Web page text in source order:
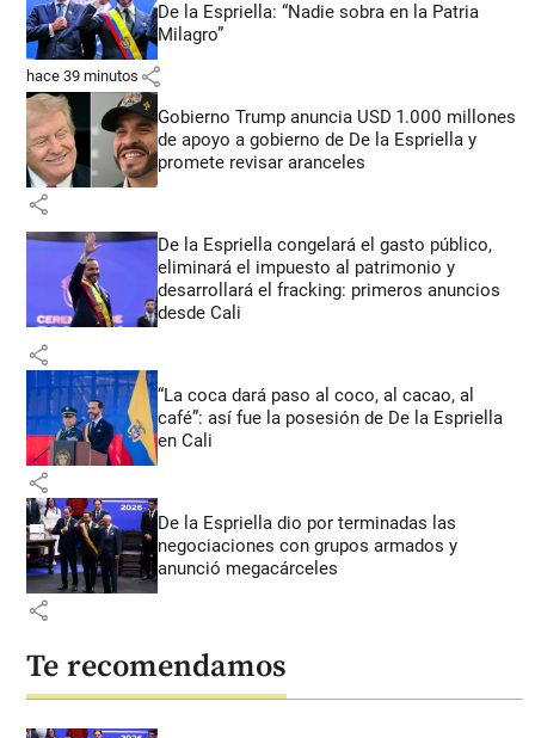
De la Espriella: “Nadie sobra en la Patria
Milagro”
hace 39 minutos share
Gobierno Trump anuncia USD 1.000 millones
de apoyo a gobierno de De la Espriella y
promete revisar aranceles
share
De la Espriella congelará el gasto público,
eliminará el impuesto al patrimonio y
desarrollará el fracking: primeros anuncios
desde Cali
share
“La coca dará paso al coco, al cacao, al
café”: así fue la posesión de De la Espriella
en Cali
share
De la Espriella dio por terminadas las
negociaciones con grupos armados y
anunció megacárceles
share
Te recomendamos